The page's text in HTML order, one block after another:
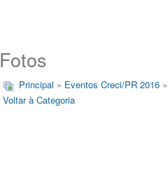
Fotos
Principal » Eventos Creci/PR 2016 »
Voltar à Categoria